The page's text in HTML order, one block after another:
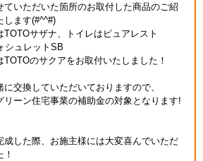
ていただいた箇所のお取付した商品のご紹
します(#^^#)
TOTOサザナ、トイレはピュアレスト
シュレットSB
TOTOのサクアをお取付いたしました！
に交換していただいておりますので、
リーン住宅事業の補助金の対象となります!
成した際、お施主様には大変喜んでいただ